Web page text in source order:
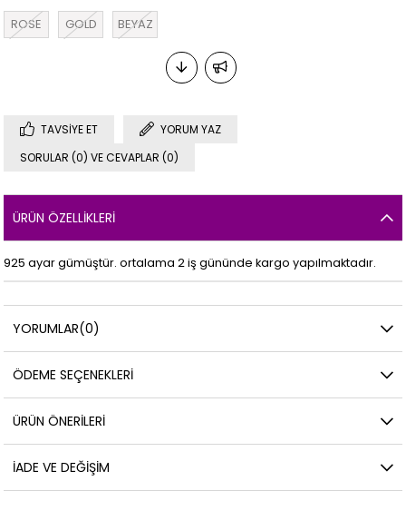
ROSE GOLD BEYAZ
TAVSIYE ET
YORUM YAZ
SORULAR (0) VE CEVAPLAR (0)
ÜRÜN ÖZELLIKLERI
925 ayar gümüştür. ortalama 2 iş gününde kargo yapılmaktadır.
YORUMLAR(0)
ÖDEME SEÇENEKLERI
ÜRÜN ÖNERILERI
İADE VE DEĞIŞIM